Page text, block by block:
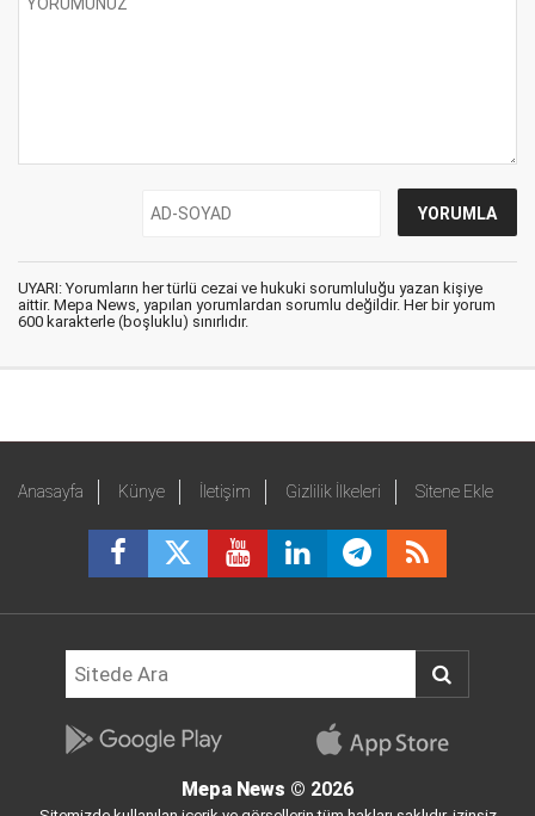
UYARI: Yorumların her türlü cezai ve hukuki sorumluluğu yazan kişiye
aittir. Mepa News, yapılan yorumlardan sorumlu değildir. Her bir yorum
600 karakterle (boşluklu) sınırlıdır.
Anasayfa Künye İletişim Gizlilik İlkeleri Sitene Ekle
Mepa News © 2026